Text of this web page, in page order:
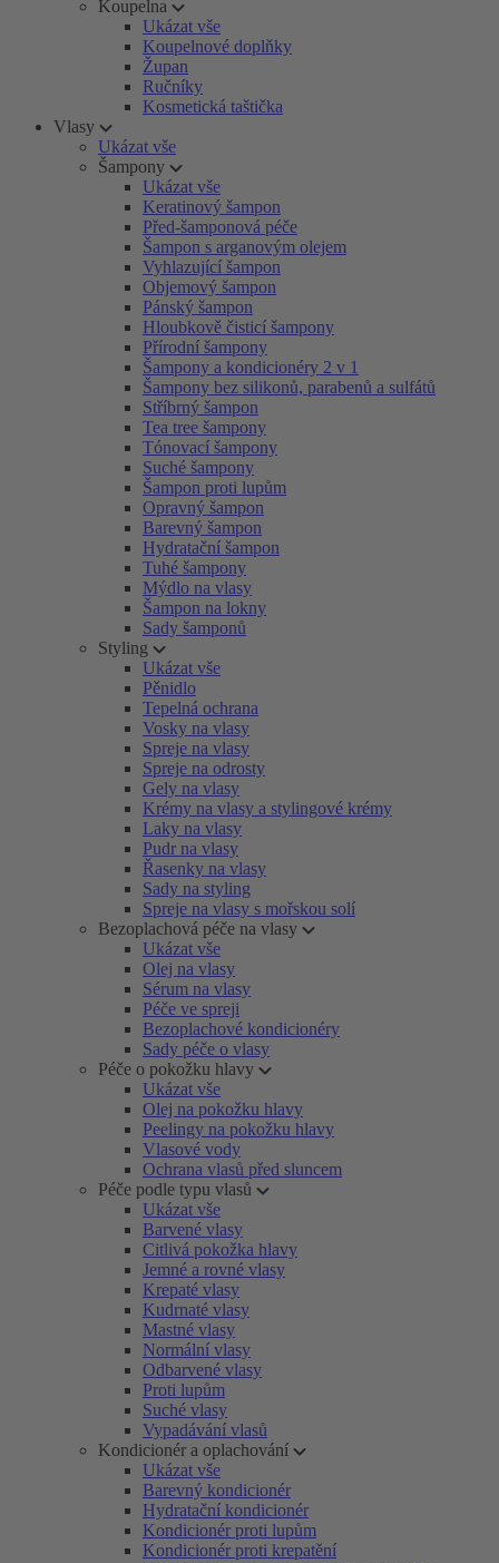
Koupelna
Ukázat vše
Koupelnové doplňky
Župan
Ručníky
Kosmetická taštička
Vlasy
Ukázat vše
Šampony
Ukázat vše
Keratinový šampon
Před-šamponová péče
Šampon s arganovým olejem
Vyhlazující šampon
Objemový šampon
Pánský šampon
Hloubkově čisticí šampony
Přírodní šampony
Šampony a kondicionéry 2 v 1
Šampony bez silikonů, parabenů a sulfátů
Stříbrný šampon
Tea tree šampony
Tónovací šampony
Suché šampony
Šampon proti lupům
Opravný šampon
Barevný šampon
Hydratační šampon
Tuhé šampony
Mýdlo na vlasy
Šampon na lokny
Sady šamponů
Styling
Ukázat vše
Pěnidlo
Tepelná ochrana
Vosky na vlasy
Spreje na vlasy
Spreje na odrosty
Gely na vlasy
Krémy na vlasy a stylingové krémy
Laky na vlasy
Pudr na vlasy
Řasenky na vlasy
Sady na styling
Spreje na vlasy s mořskou solí
Bezoplachová péče na vlasy
Ukázat vše
Olej na vlasy
Sérum na vlasy
Péče ve spreji
Bezoplachové kondicionéry
Sady péče o vlasy
Péče o pokožku hlavy
Ukázat vše
Olej na pokožku hlavy
Peelingy na pokožku hlavy
Vlasové vody
Ochrana vlasů před sluncem
Péče podle typu vlasů
Ukázat vše
Barvené vlasy
Citlivá pokožka hlavy
Jemné a rovné vlasy
Krepaté vlasy
Kudrnaté vlasy
Mastné vlasy
Normální vlasy
Odbarvené vlasy
Proti lupům
Suché vlasy
Vypadávání vlasů
Kondicionér a oplachování
Ukázat vše
Barevný kondicionér
Hydratační kondicionér
Kondicionér proti lupům
Kondicionér proti krepatění